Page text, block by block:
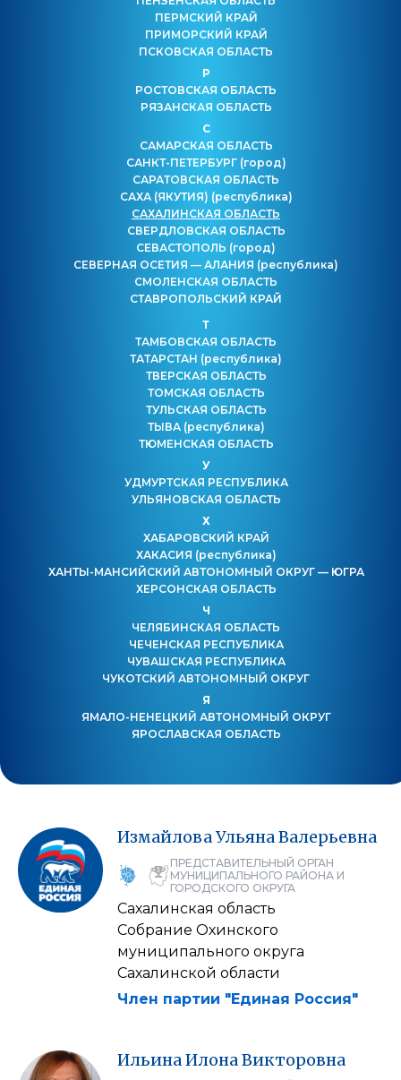
ПЕРМСКИЙ КРАЙ
ПРИМОРСКИЙ КРАЙ
ПСКОВСКАЯ ОБЛАСТЬ
Р
РОСТОВСКАЯ ОБЛАСТЬ
РЯЗАНСКАЯ ОБЛАСТЬ
С
САМАРСКАЯ ОБЛАСТЬ
САНКТ-ПЕТЕРБУРГ (город)
САРАТОВСКАЯ ОБЛАСТЬ
САХА (ЯКУТИЯ) (республика)
САХАЛИНСКАЯ ОБЛАСТЬ
СВЕРДЛОВСКАЯ ОБЛАСТЬ
СЕВАСТОПОЛЬ (город)
СЕВЕРНАЯ ОСЕТИЯ — АЛАНИЯ (республика)
СМОЛЕНСКАЯ ОБЛАСТЬ
СТАВРОПОЛЬСКИЙ КРАЙ
Т
ТАМБОВСКАЯ ОБЛАСТЬ
ТАТАРСТАН (республика)
ТВЕРСКАЯ ОБЛАСТЬ
ТОМСКАЯ ОБЛАСТЬ
ТУЛЬСКАЯ ОБЛАСТЬ
ТЫВА (республика)
ТЮМЕНСКАЯ ОБЛАСТЬ
У
УДМУРТСКАЯ РЕСПУБЛИКА
УЛЬЯНОВСКАЯ ОБЛАСТЬ
Х
ХАБАРОВСКИЙ КРАЙ
ХАКАСИЯ (республика)
ХАНТЫ-МАНСИЙСКИЙ АВТОНОМНЫЙ ОКРУГ — ЮГРА
ХЕРСОНСКАЯ ОБЛАСТЬ
Ч
ЧЕЛЯБИНСКАЯ ОБЛАСТЬ
ЧЕЧЕНСКАЯ РЕСПУБЛИКА
ЧУВАШСКАЯ РЕСПУБЛИКА
ЧУКОТСКИЙ АВТОНОМНЫЙ ОКРУГ
Я
ЯМАЛО-НЕНЕЦКИЙ АВТОНОМНЫЙ ОКРУГ
ЯРОСЛАВСКАЯ ОБЛАСТЬ
Измайлова Ульяна Валерьевна
ПРЕДСТАВИТЕЛЬНЫЙ ОРГАН
МУНИЦИПАЛЬНОГО РАЙОНА И
ГОРОДСКОГО ОКРУГА
Сахалинская область
Собрание Охинского
муниципального округа
Сахалинской области
Член партии "Единая Россия"
Ильина Илона Викторовна